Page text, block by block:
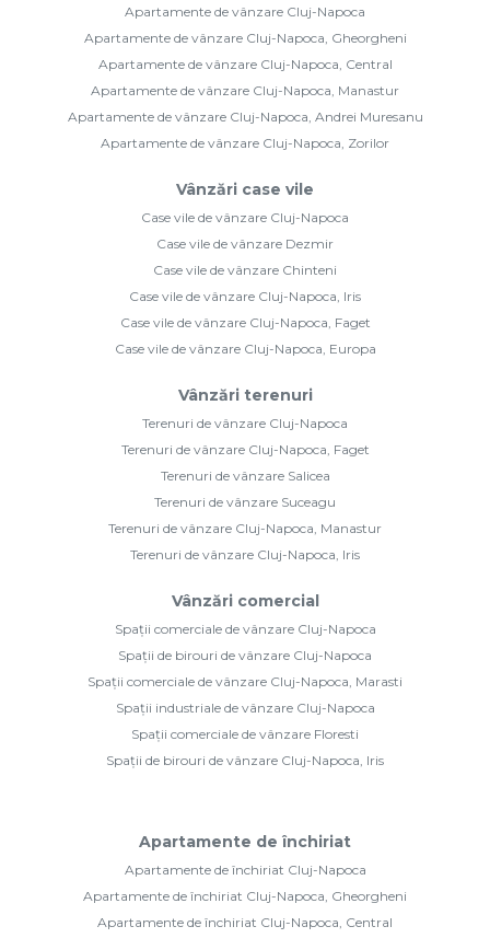
Apartamente de vânzare Cluj-Napoca
Apartamente de vânzare Cluj-Napoca, Gheorgheni
Apartamente de vânzare Cluj-Napoca, Central
Apartamente de vânzare Cluj-Napoca, Manastur
Apartamente de vânzare Cluj-Napoca, Andrei Muresanu
Apartamente de vânzare Cluj-Napoca, Zorilor
Vânzări case vile
Case vile de vânzare Cluj-Napoca
Case vile de vânzare Dezmir
Case vile de vânzare Chinteni
Case vile de vânzare Cluj-Napoca, Iris
Case vile de vânzare Cluj-Napoca, Faget
Case vile de vânzare Cluj-Napoca, Europa
Vânzări terenuri
Terenuri de vânzare Cluj-Napoca
Terenuri de vânzare Cluj-Napoca, Faget
Terenuri de vânzare Salicea
Terenuri de vânzare Suceagu
Terenuri de vânzare Cluj-Napoca, Manastur
Terenuri de vânzare Cluj-Napoca, Iris
Vânzări comercial
Spații comerciale de vânzare Cluj-Napoca
Spații de birouri de vânzare Cluj-Napoca
Spații comerciale de vânzare Cluj-Napoca, Marasti
Spații industriale de vânzare Cluj-Napoca
Spații comerciale de vânzare Floresti
Spații de birouri de vânzare Cluj-Napoca, Iris
Apartamente de închiriat
Apartamente de închiriat Cluj-Napoca
Apartamente de închiriat Cluj-Napoca, Gheorgheni
Apartamente de închiriat Cluj-Napoca, Central